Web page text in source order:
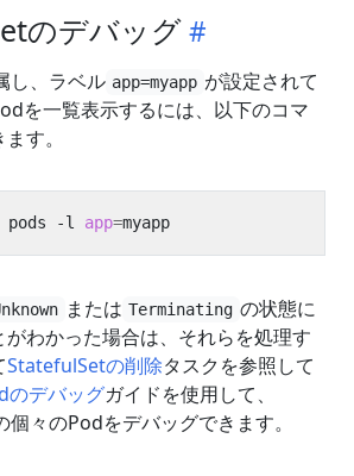
のデバッグ
し、ラベル app=myapp が設定されて
を一覧表示するには、以下のコマ
す。
pods -l app=
または Terminating の状態に
がわかった場合は、それらを処理す
StatefulSetの削除タスクを参照して
のデバッグガイドを使用して、
々のPodをデバッグできます。